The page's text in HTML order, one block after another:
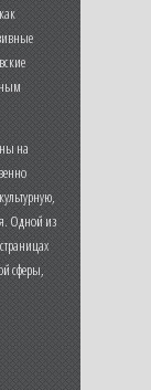
на
Одной из
сферы,